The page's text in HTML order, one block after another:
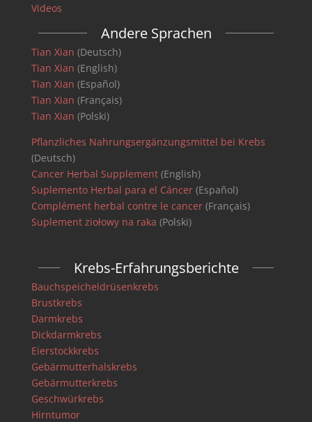
Videos
Andere Sprachen
Tian Xian (Deutsch)
Tian Xian (English)
Tian Xian (Español)
Tian Xian (Français)
Tian Xian (Polski)
Pflanzliches Nahrungsergänzungsmittel bei Krebs
(Deutsch)
Cancer Herbal Supplement(English)
Suplemento Herbal para el Cáncer(Español)
Complément herbal contre le cancer(Français)
Suplement ziołowy na raka (Polski)
Krebs-Erfahrungsberichte
Bauchspeicheldrüsenkrebs
Brustkrebs
Darmkrebs
Dickdarmkrebs
Eierstockkrebs
Gebärmutterhalskrebs
Gebärmutterkrebs
Geschwürkrebs
Hirntumor